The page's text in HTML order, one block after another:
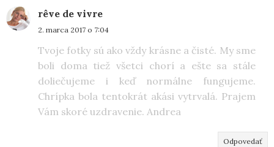
rêve de vivre
2. marca 2017 o 7:04
Tvoje fotky sú ako vždy krásne a čisté. My sme
boli doma tiež všetci chorí a ešte sa stále
doliečujeme i keď normálne fungujeme.
Chrípka bola tentokrát akási vytrvalá. Prajem
Vám skoré uzdravenie. Andrea
Odpovedať